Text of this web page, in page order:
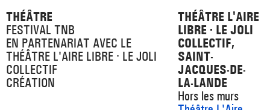
_ CONTACTS ET INFOS PRATIQUES
THÉÂTRE
FESTIVAL TNB
EN PARTENARIAT AVEC LE
THÉÂTRE L'AIRE LIBRE · LE JOLI
COLLECTIF
CRÉATION
THÉÂTRE L'AIRE
LIBRE · LE JOLI
COLLECTIF,
SAINT-
JACQUES-DE-
LA-LANDE
Hors les murs